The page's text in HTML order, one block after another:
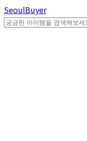
SeoulBuyer